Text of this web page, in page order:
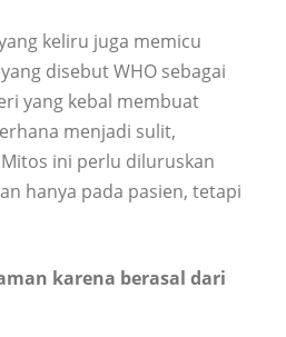
keliru juga memicu
disebut WHO sebagai
yang kebal membuat
menjadi sulit,
ini perlu diluruskan
hanya pada pasien, tetapi
karena berasal dari